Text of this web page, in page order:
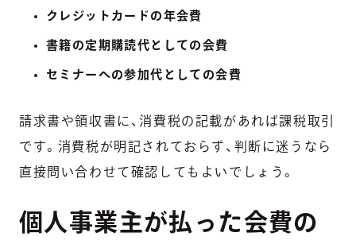
クレジットカードの年会費
書籍の定期購読代としての会費
セミナーへの参加代としての会費
請求書や領収書に、消費税の記載があれば課税取引
です。消費税が明記されておらず、判断に迷うなら
直接問い合わせて確認してもよいでしょう。
個人事業主が払った会費の